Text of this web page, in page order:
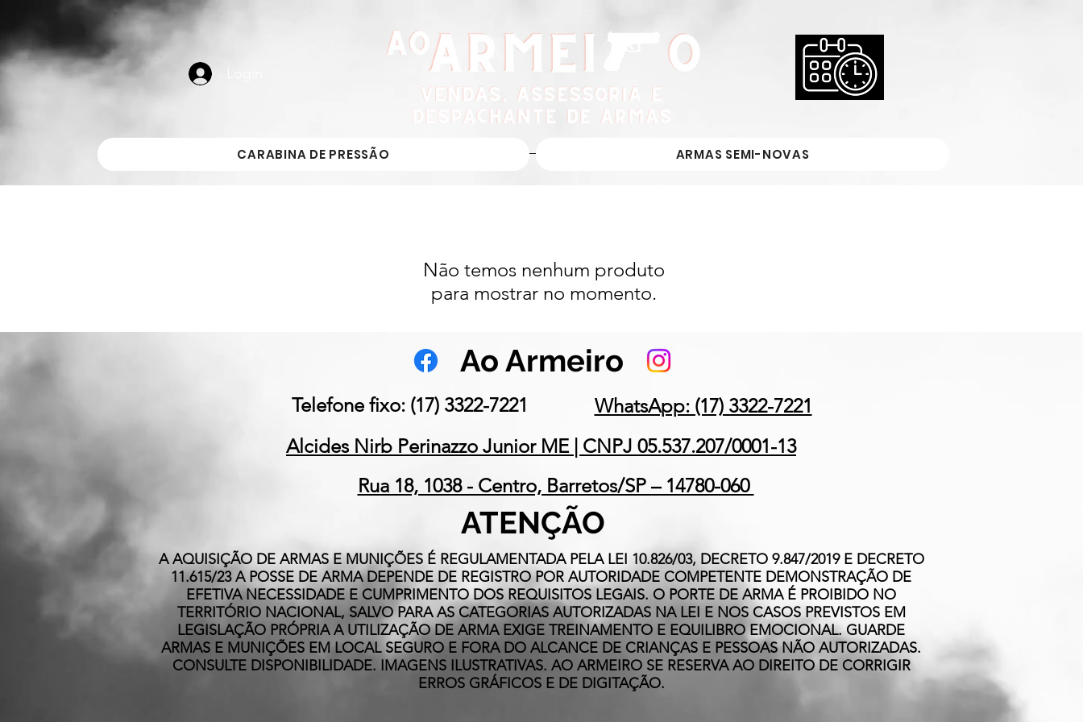
CARABINA DE PRESSÃO ARMAS SEMI-NOVAS
Não temos nenhum produto
para mostrar no momento.
Ao Armeiro
Telefone fixo: (17) 3322-7221
WhatsApp: (17) 3322-7221
Alcides Nirb Perinazzo Junior ME | CNPJ 05.537.207/0001-13
Rua 18, 1038 - Centro, Barretos/SP – 14780-060
ATENÇÃO
A AQUISIÇÃO DE ARMAS E MUNIÇÕES É REGULAMENTADA PELA LEI 10.826/03, DECRETO 9.847/2019 E DECRETO
11.615/23 A POSSE DE ARMA DEPENDE DE REGISTRO POR AUTORIDADE COMPETENTE DEMONSTRAÇÃO DE
EFETIVA NECESSIDADE E CUMPRIMENTO DOS REQUISITOS LEGAIS. O PORTE DE ARMA É PROIBIDO NO
TERRITÓRIO NACIONAL, SALVO PARA AS CATEGORIAS AUTORIZADAS NA LEI E NOS CASOS PREVISTOS EM
LEGISLAÇÃO PRÓPRIA A UTILIZAÇÃO DE ARMA EXIGE TREINAMENTO E EQUILIBRO EMOCIONAL. GUARDE
ARMAS E MUNIÇÕES EM LOCAL SEGURO E FORA DO ALCANCE DE CRIANÇAS E PESSOAS NÃO AUTORIZADAS.
CONSULTE DISPONIBILIDADE. IMAGENS ILUSTRATIVAS. AO ARMEIRO SE RESERVA AO DIREITO DE CORRIGIR
ERROS GRÁFICOS E DE DIGITAÇÃO.